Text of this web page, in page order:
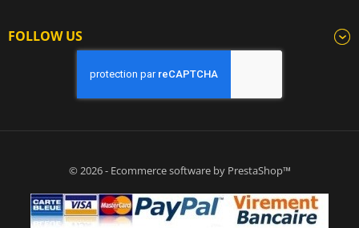
FOLLOW US
© 2026 - Ecommerce software by PrestaShop™